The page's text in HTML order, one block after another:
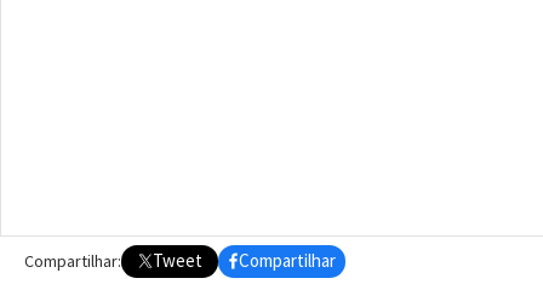
Compartilhar: Tweet Compartilhar